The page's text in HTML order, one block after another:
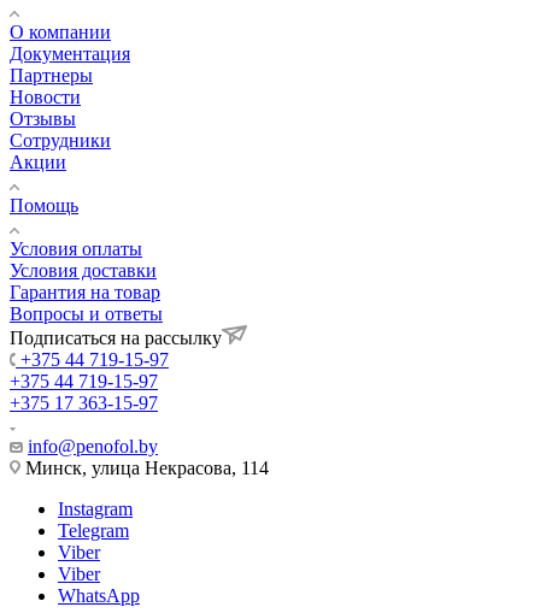
О компании
Документация
Партнеры
Новости
Отзывы
Сотрудники
Акции
Помощь
Условия оплаты
Условия доставки
Гарантия на товар
Вопросы и ответы
Подписаться на рассылку
+375 44 719-15-97
+375 44 719-15-97
+375 17 363-15-97
info@penofol.by
Минск, улица Некрасова, 114
Instagram
Telegram
Viber
Viber
WhatsApp